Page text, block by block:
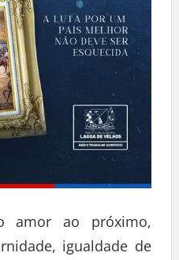
amor ao próximo,
igualdade de